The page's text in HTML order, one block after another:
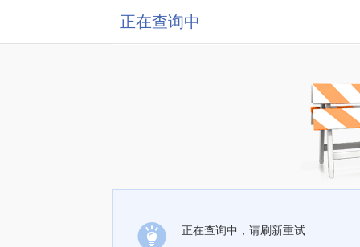
正在查询中
正在查询中，请刷新重试